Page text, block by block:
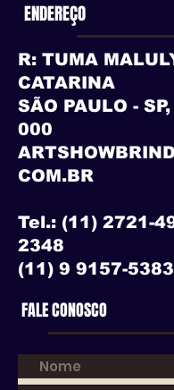
ENDEREÇO
R: TUMA
CATARINA
SÃO PAULO - SP,
000
COM.BR
Tel.: (11) 2721-
2348
(11) 9 9157-5383
FALE CONOSCO